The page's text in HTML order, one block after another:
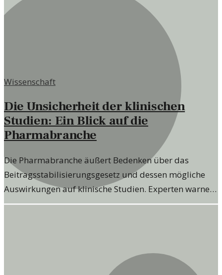
Wissenschaft
Die Unsicherheit der klinischen
Studien: Ein Blick auf die
Pharmabranche
Die Pharmabranche äußert Bedenken über das
Beitragsstabilisierungsgesetz und dessen mögliche
Auswirkungen auf klinische Studien. Experten warnen
vor möglichen Verzögerungen und